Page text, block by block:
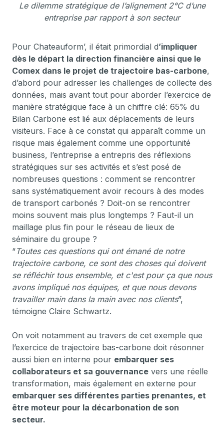
Le dilemme stratégique de l’alignement 2°C d’une
entreprise par rapport à son secteur
Pour Chateauform’, il était primordial d’impliquer
dès le départ la direction financière ainsi que le
Comex dans le projet de trajectoire bas-carbone,
d’abord pour adresser les challenges de collecte des
données, mais avant tout pour aborder l’exercice de
manière stratégique face à un chiffre clé: 65% du
Bilan Carbone est lié aux déplacements de leurs
visiteurs. Face à ce constat qui apparaît comme un
risque mais également comme une opportunité
business, l’entreprise a entrepris des réflexions
stratégiques sur ses activités et s’est posé de
nombreuses questions : comment se rencontrer
sans systématiquement avoir recours à des modes
de transport carbonés ? Doit-on se rencontrer
moins souvent mais plus longtemps ? Faut-il un
maillage plus fin pour le réseau de lieux de
séminaire du groupe ?
“Toutes ces questions qui ont émané de notre
trajectoire carbone, ce sont des choses qui doivent
se réfléchir tous ensemble, et c'est pour ça que nous
avons impliqué nos équipes, et que nous devons
travailler main dans la main avec nos clients”,
témoigne Claire Schwartz.
On voit notamment au travers de cet exemple que
l’exercice de trajectoire bas-carbone doit résonner
aussi bien en interne pour embarquer ses
collaborateurs et sa gouvernance vers une réelle
transformation, mais également en externe pour
embarquer ses différentes parties prenantes, et
être moteur pour la décarbonation de son
secteur.